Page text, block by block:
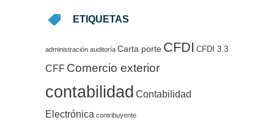
ETIQUETAS
administración auditoría Carta porte CFDI CFDI 3.3
CFF Comercio exterior
contabilidad Contabilidad
Electrónica contribuyente